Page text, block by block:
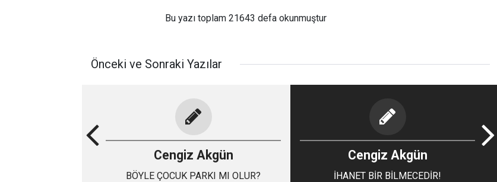
Bu yazı toplam 21643 defa okunmuştur
Önceki ve Sonraki Yazılar
Cengiz Akgün
BÖYLE ÇOCUK PARKI MI OLUR?
Cengiz Akgün
İHANET BİR BİLMECEDİR!